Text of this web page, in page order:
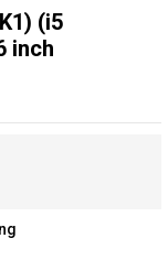
(i5
inch